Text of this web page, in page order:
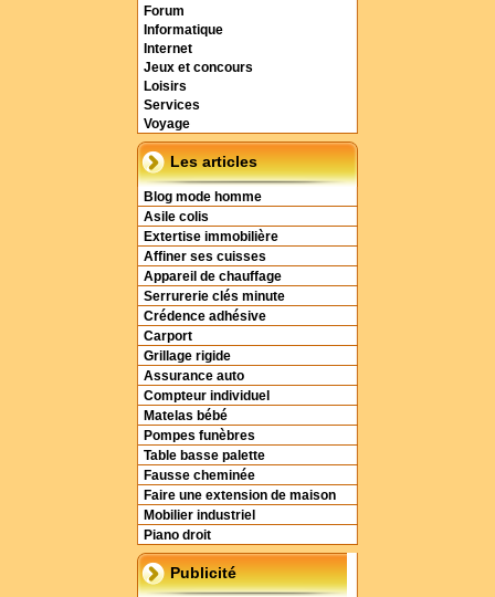
Forum
Informatique
Internet
Jeux et concours
Loisirs
Services
Voyage
Les articles
Blog mode homme
Asile colis
Extertise immobilière
Affiner ses cuisses
Appareil de chauffage
Serrurerie clés minute
Crédence adhésive
Carport
Grillage rigide
Assurance auto
Compteur individuel
Matelas bébé
Pompes funèbres
Table basse palette
Fausse cheminée
Faire une extension de maison
Mobilier industriel
Piano droit
Publicité